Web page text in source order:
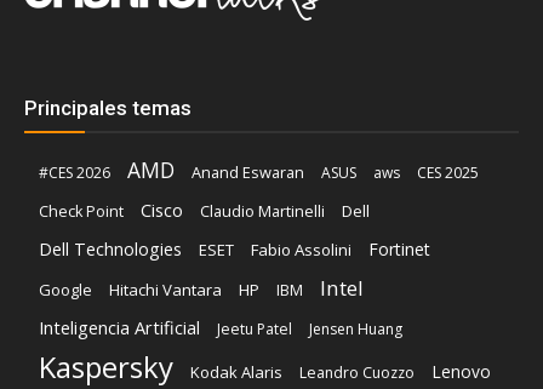
Principales temas
#CES 2026 AMD Anand Eswaran ASUS aws
CES 2025
Check Point
Cisco Claudio Martinelli Dell
Dell Technologies ESET Fabio Assolini Fortinet
Google Hitachi Vantara HP IBM Intel
Inteligencia Artificial Jeetu Patel Jensen Huang
Kaspersky Kodak Alaris Leandro Cuozzo Lenovo